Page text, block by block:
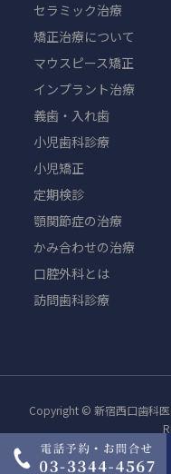
セラミック治療
矯正治療について
マウスピース矯正
インプラント治療
義歯・入れ歯
小児歯科診療
小児矯正
定期検診
顎関節症の治療
かみ合わせの治療
口腔外科とは
訪問歯科診療
Copyright © 新宿西口歯科